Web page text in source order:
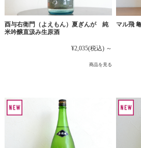
酉与右衛門（よえもん）夏ぎんが 純
米吟醸直汲み生原酒
¥2,035(税込) ～
商品を見る
マル飛